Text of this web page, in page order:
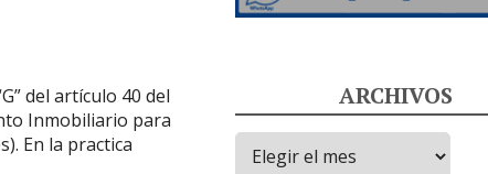
del artículo 40 del
Inmobiliario para
En la practica
ARCHIVOS
Archivos